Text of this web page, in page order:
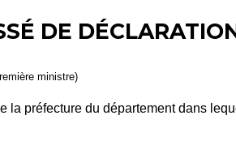
DE
ministre)
préfecture du département dans